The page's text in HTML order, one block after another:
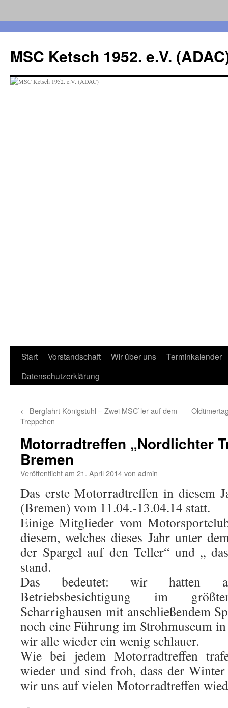
springen
MSC Ketsch 1952. e.V.
Start Vorstandschaft Wir über uns
Terminkalender
Datenschutzerklärung
← Bergfahrt Königstuhl – Zwei MSC`ler auf dem
Treppchen
Motorradtreffen „Nordlichter
Bremen
Veröffentlicht am 21. April 2014von admin
Das erste Motorradtreffen in diesem
(Bremen) vom 11.04.-13.04.14 statt.
Einige Mitglieder vom
diesem, welches dieses Jahr unter
der Spargel auf den Teller“ und „
stand.
Das bedeutet: wir hatten
Betriebsbesichtigung im
Scharrighausen mit anschließendem
noch eine Führung im Strohmuseum
wir alle wieder ein wenig schlauer.
Wie bei jedem Motorradtreffen
wieder und sind froh, dass der
wir uns auf vielen Motorradtreffen